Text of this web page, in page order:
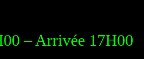
– Arrivée 17H00